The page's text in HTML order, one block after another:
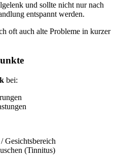
und sollte nicht nur nach
entspannt werden.
oft auch alte Probleme in kurzer
bei:
Gesichtsbereich
(Tinnitus)